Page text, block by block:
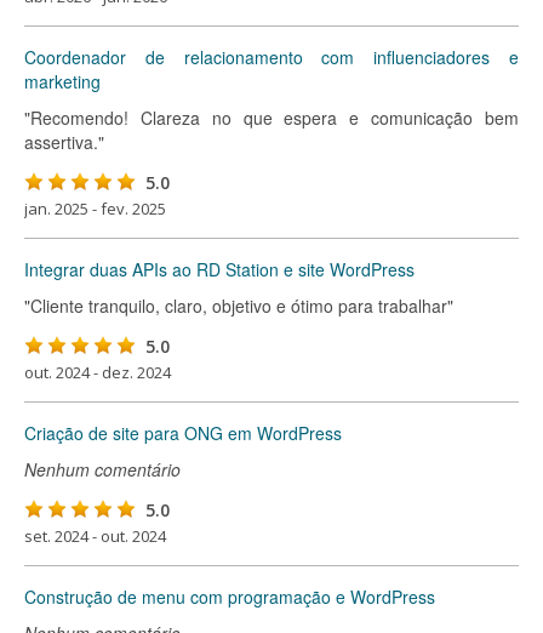
Coordenador de relacionamento com influenciadores e
marketing
"Recomendo! Clareza no que espera e comunicação bem
assertiva."
5.0
jan. 2025 - fev. 2025
Integrar duas APIs ao RD Station e site WordPress
"Cliente tranquilo, claro, objetivo e ótimo para trabalhar"
5.0
out. 2024 - dez. 2024
Criação de site para ONG em WordPress
Nenhum comentário
5.0
set. 2024 - out. 2024
Construção de menu com programação e WordPress